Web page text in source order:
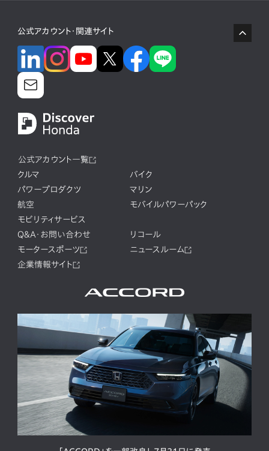
公式アカウント・関連サイト
公式アカウント一覧
クルマ
バイク
パワープロダクツ
マリン
航空
モバイルパワーパック
モビリティサービス
Q&A・お問い合わせ
リコール
モータースポーツ
ニュースルーム
企業情報サイト